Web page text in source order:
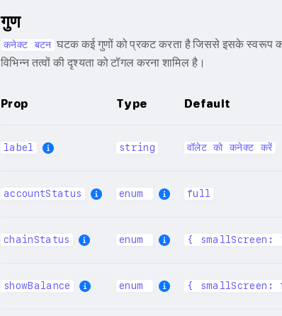
गुण
कनेक्ट बटन घटक कई गुणों को प्रकट करता है जिससे इसके स्वरूप
विभिन्न तत्वों की दृश्यता को टॉगल करना शामिल है।
Prop Type Default
label string वॉलेट को कनेक्ट करें
accountStatus enum full
chainStatus enum {
showBalance enum {